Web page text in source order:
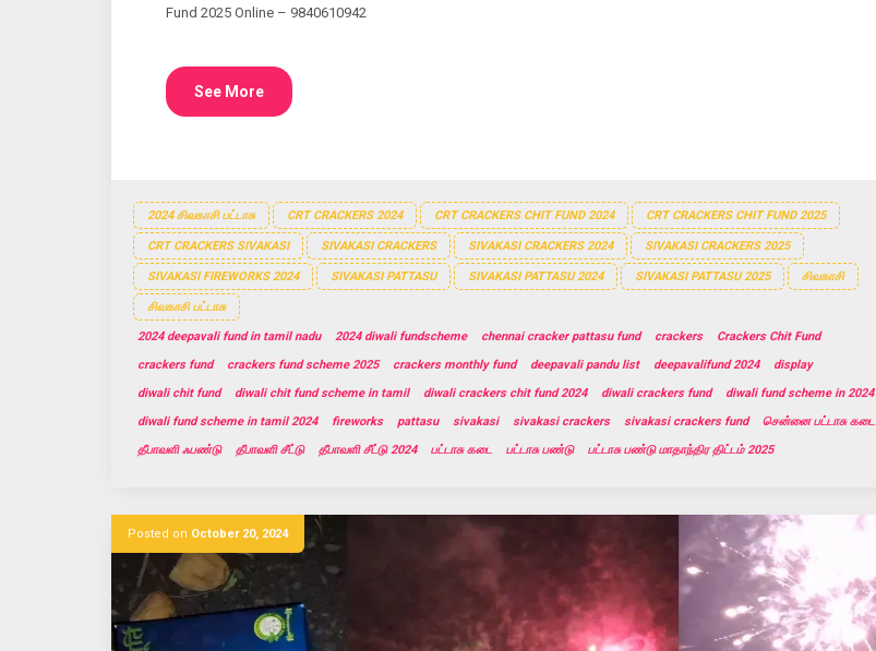
Fund 2025 Online – 9840610942
See More
2024 சிவகாசி பட்டாசு CRT CRACKERS 2024 CRT CRACKERS CHIT FUND 2024 CRT CRACKERS CHIT FUND 2025
CRT CRACKERS SIVAKASI SIVAKASI CRACKERS SIVAKASI CRACKERS 2024 SIVAKASI CRACKERS 2025
SIVAKASI FIREWORKS 2024 SIVAKASI PATTASU SIVAKASI PATTASU 2024 SIVAKASI PATTASU 2025 சிவகாசி
சிவகாசி பட்டாசு
2024 deepavali fund in tamil nadu 2024 diwali fundscheme chennai cracker pattasu fund crackers
Crackers Chit Fund
crackers fund
crackers fund scheme 2025 crackers monthly fund deepavali pandu list deepavalifund 2024
display
diwali chit fund
diwali chit fund scheme in tamil diwali crackers chit fund 2024 diwali crackers fund
diwali fund scheme in 2024
diwali fund scheme in tamil 2024
fireworks pattasu sivakasi sivakasi crackers sivakasi crackers fund
சென்னை பட்டாசு கடை
தீபாவளி ஃபண்டு
தீபாவளி சீட்டு தீபாவளி சீட்டு 2024 பட்டாசு கடை பட்டாசு பண்டு பட்டாசு பண்டு மாதாந்திர திட்டம் 2025
Posted on October 20, 2024